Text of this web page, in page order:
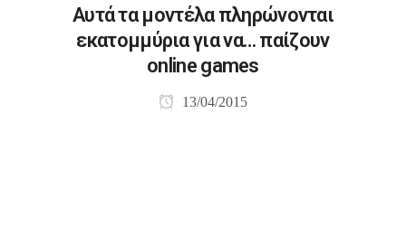
Αυτά τα μοντέλα πληρώνονται
εκατομμύρια για να… παίζουν
online games
13/04/2015